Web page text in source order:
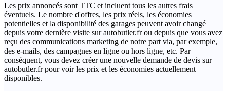
Les prix annoncés sont TTC et incluent tous les autres frais
éventuels. Le nombre d'offres, les prix réels, les économies
potentielles et la disponibilité des garages peuvent avoir changé
depuis votre dernière visite sur autobutler.fr ou depuis que vous avez
reçu des communications marketing de notre part via, par exemple,
des e-mails, des campagnes en ligne ou hors ligne, etc. Par
conséquent, vous devez créer une nouvelle demande de devis sur
autobutler.fr pour voir les prix et les économies actuellement
disponibles.